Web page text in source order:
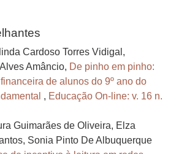
Cardoso Torres Vidigal,
Amâncio, De pinho em pinho:
de alunos do 9º ano do
, Educação On-line: v. 16 n.
Guimarães de Oliveira, Elza
Sonia Pinto De Albuquerque